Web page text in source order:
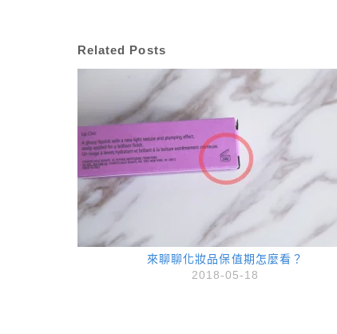
Related Posts
來聊聊化妝品保值期怎麼看？
2018-05-18